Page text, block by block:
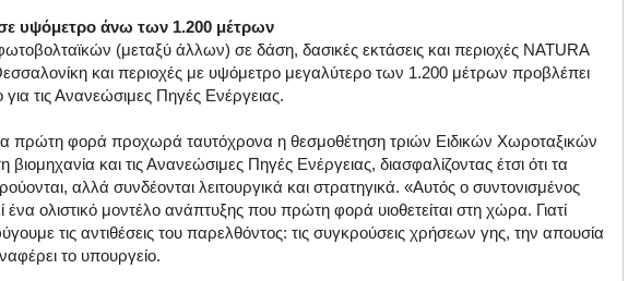
υψόμετρο άνω των 1.200 μέτρων
(μεταξύ άλλων) σε δάση, δασικές εκτάσεις και περιοχές NATURA
και περιοχές με υψόμετρο μεγαλύτερο των 1.200 μέτρων προβλέπει
για τις Ανανεώσιμες Πηγές Ενέργειας.
πρώτη φορά προχωρά ταυτόχρονα η θεσμοθέτηση τριών Ειδικών Χωροταξικών
βιομηχανία και τις Ανανεώσιμες Πηγές Ενέργειας, διασφαλίζοντας έτσι ότι τα
αλλά συνδέονται λειτουργικά και στρατηγικά. «Αυτός ο συντονισμένος
ολιστικό μοντέλο ανάπτυξης που πρώτη φορά υιοθετείται στη χώρα. Γιατί
τις αντιθέσεις του παρελθόντος: τις συγκρούσεις χρήσεων γης, την απουσία
το υπουργείο.